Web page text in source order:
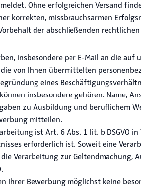
Ohne erfolgreichen Versand
korrekten, missbrauchsarmen
der abschließenden
insbesondere per E-Mail an die
von Ihnen übermittelten
eines
insbesondere gehören: Name,
zu Ausbildung und beruflichem
mitteilen.
ist Art. 6 Abs. 1 lit. b DSGVO
erforderlich ist. Soweit eine
die Verarbeitung zur
Ihrer Bewerbung möglichst keine